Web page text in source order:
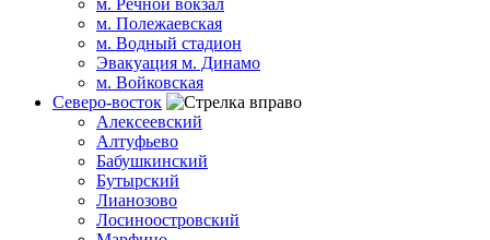
м. Полежаевская
м. Водный стадион
Эвакуация м. Динамо
м. Войковская
Северо-восток
Алексеевский
Алтуфьево
Бабушкинский
Бутырский
Лианозово
Лосиноостровский